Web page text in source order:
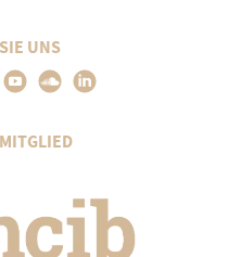
UNS